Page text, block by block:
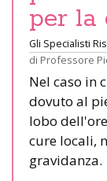
per la
Gli Specialisti
di Professore
Nel caso in
dovuto al
lobo
cure locali,
gravidanza.